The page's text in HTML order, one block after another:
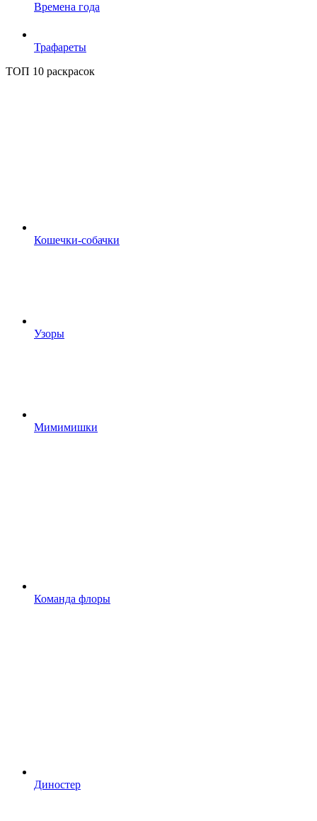
Времена года
Трафареты
ТОП 10 раскрасок
Кошечки-собачки
Узоры
Мимимишки
Команда флоры
Диностер